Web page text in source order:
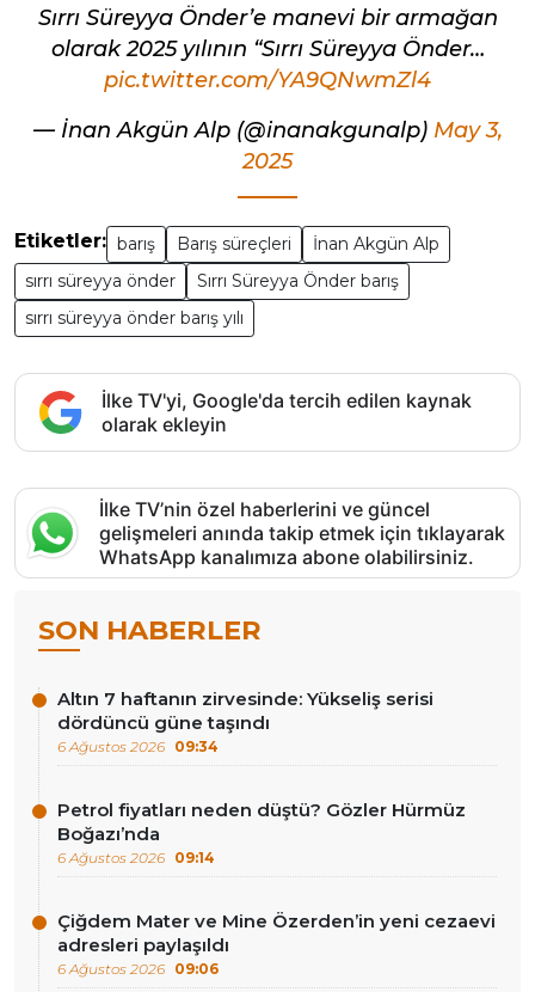
Sırrı Süreyya Önder’e manevi bir armağan
olarak 2025 yılının “Sırrı Süreyya Önder…
pic.twitter.com/YA9QNwmZl4
— İnan Akgün Alp (@inanakgunalp) May 3,
2025
Etiketler: barış Barış süreçleri
İnan Akgün Alp
sırrı süreyya önder
Sırrı Süreyya Önder barış
sırrı süreyya önder barış yılı
İlke TV'yi, Google'da tercih edilen kaynak
olarak ekleyin
İlke TV’nin özel haberlerini ve güncel
gelişmeleri anında takip etmek için tıklayarak
WhatsApp kanalımıza abone olabilirsiniz.
SON HABERLER
Altın 7 haftanın zirvesinde: Yükseliş serisi
dördüncü güne taşındı
6 Ağustos 2026 09:34
Petrol fiyatları neden düştü? Gözler Hürmüz
Boğazı’nda
6 Ağustos 2026 09:14
Çiğdem Mater ve Mine Özerden’in yeni cezaevi
adresleri paylaşıldı
6 Ağustos 2026 09:06